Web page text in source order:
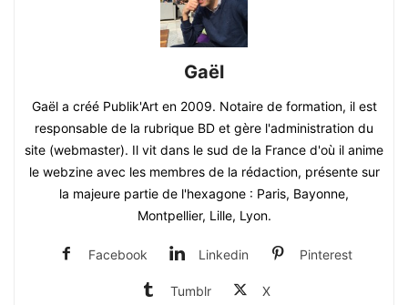
Gaël
Gaël a créé Publik'Art en 2009. Notaire de formation, il est
responsable de la rubrique BD et gère l'administration du
site (webmaster). Il vit dans le sud de la France d'où il anime
le webzine avec les membres de la rédaction, présente sur
la majeure partie de l'hexagone : Paris, Bayonne,
Montpellier, Lille, Lyon.
Facebook Linkedin Pinterest
Tumblr X